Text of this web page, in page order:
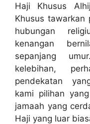
Haji Khusus
Khusus tawarkan
hubungan
kenangan
sepanjang
kelebihan,
pendekatan
kami pilihan
jamaah yang
Haji yang luar